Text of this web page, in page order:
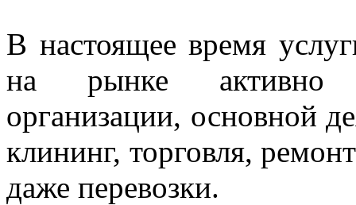
В настоящее время
на рынке активно
организации, основной
клининг, торговля,
даже перевозки.